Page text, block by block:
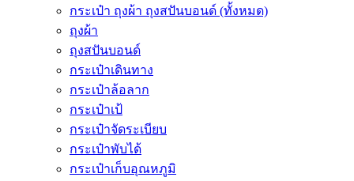
กระเป๋า ถุงผ้า ถุงสปันบอนด์ (ทั้งหมด)
ถุงผ้า
ถุงสปันบอนด์
กระเป๋าเดินทาง
กระเป๋าล้อลาก
กระเป๋าเป้
กระเป๋าจัดระเบียบ
กระเป๋าพับได้
กระเป๋าเก็บอุณหภูมิ